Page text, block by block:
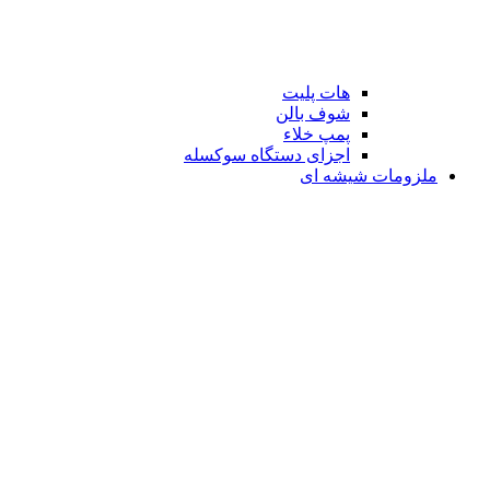
هات پلیت
شوف بالن
پمپ خلاء
اجزای دستگاه سوکسله
ملزومات شیشه ای